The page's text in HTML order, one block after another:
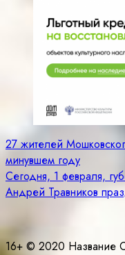
Навигация
по
записям
27 жителей
минувшем году
Сегодня, 1 февраля,
Андрей Травников
16+ © 2020 Название